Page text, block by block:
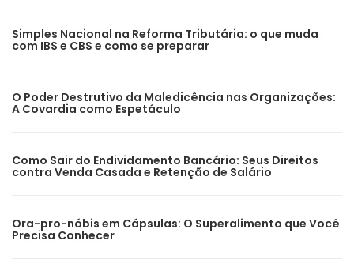
Simples Nacional na Reforma Tributária: o que muda
com IBS e CBS e como se preparar
O Poder Destrutivo da Maledicência nas Organizações:
A Covardia como Espetáculo
Como Sair do Endividamento Bancário: Seus Direitos
contra Venda Casada e Retenção de Salário
Ora-pro-nóbis em Cápsulas: O Superalimento que Você
Precisa Conhecer